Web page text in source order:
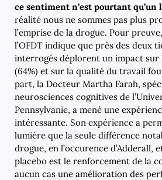
ce sentiment n’est pourtant qu’un
réalité nous ne sommes pas plus
l’emprise de la drogue. Pour
l’OFDT indique que près des deux
interrogés déplorent un impact sur
(64%) et sur la qualité du travail
part, la Docteur Martha Farah,
neurosciences cognitives de
Pennsylvanie, a mené une
intéressante. Son expérience a
lumière que la seule différence
drogue, en l’occurence d’Adderall,
placebo est le renforcement de la
aucun cas une amélioration des